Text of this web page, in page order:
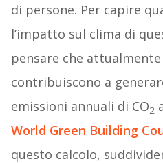
di persone. Per capire
l’impatto sul clima di
pensare che
contribuiscono a
emissioni annuali di CO2
World Green Building
questo calcolo,